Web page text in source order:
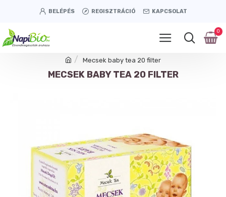
BELÉPÉS REGISZTRÁCIÓ KAPCSOLAT
0
Mecsek baby tea 20 filter
MECSEK BABY TEA 20 FILTER